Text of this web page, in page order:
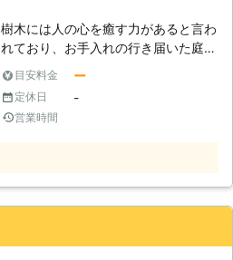
樹木には人の心を癒す力があると言わ
れており、お手入れの行き届いた庭木
はなんとなく気持ちを豊かにしてくれ
るような気もします。しかし、お手入
れが行き届かず、大きくなりすぎてし
まった木は、大量の落ち葉を出したり
目安料金 ー
定休日 -
営業時間